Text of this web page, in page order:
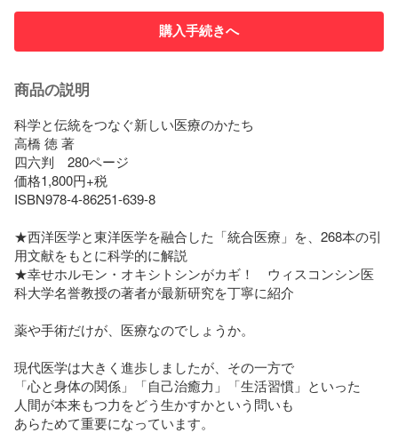
購入手続きへ
商品の説明
科学と伝統をつなぐ新しい医療のかたち
高橋 徳 著
四六判　280ページ
価格1,800円+税
ISBN978-4-86251-639-8
★西洋医学と東洋医学を融合した「統合医療」を、268本の引
用文献をもとに科学的に解説
★幸せホルモン・オキシトシンがカギ！　ウィスコンシン医
科大学名誉教授の著者が最新研究を丁寧に紹介
薬や手術だけが、医療なのでしょうか。
現代医学は大きく進歩しましたが、その一方で
「心と身体の関係」「自己治癒力」「生活習慣」といった
人間が本来もつ力をどう生かすかという問いも
あらためて重要になっています。